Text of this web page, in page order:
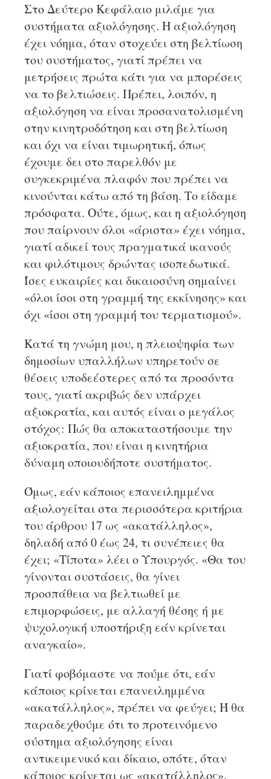
Στο Δεύτερο Κεφάλαιο μιλάμε για
συστήματα αξιολόγησης. Η αξιολόγηση
έχει νόημα, όταν στοχεύει στη βελτίωση
του συστήματος, γιατί πρέπει να
μετρήσεις πρώτα κάτι για να μπορέσεις
να το βελτιώσεις. Πρέπει, λοιπόν, η
αξιολόγηση να είναι προσανατολισμένη
στην κινητροδότηση και στη βελτίωση
και όχι να είναι τιμωρητική, όπως
έχουμε δει στο παρελθόν με
συγκεκριμένα πλαφόν που πρέπει να
κινούνται κάτω από τη βάση. Το είδαμε
πρόσφατα. Ούτε, όμως, και η αξιολόγηση
που παίρνουν όλοι «άριστα» έχει νόημα,
γιατί αδικεί τους πραγματικά ικανούς
και φιλότιμους δρώντας ισοπεδωτικά.
Ίσες ευκαιρίες και δικαιοσύνη σημαίνει
«όλοι ίσοι στη γραμμή της εκκίνησης» και
όχι «ίσοι στη γραμμή του τερματισμού».
Κατά τη γνώμη μου, η πλειοψηφία των
δημοσίων υπαλλήλων υπηρετούν σε
θέσεις υποδεέστερες από τα προσόντα
τους, γιατί ακριβώς δεν υπάρχει
αξιοκρατία, και αυτός είναι ο μεγάλος
στόχος: Πώς θα αποκαταστήσουμε την
αξιοκρατία, που είναι η κινητήρια
δύναμη οποιουδήποτε συστήματος.
Όμως, εάν κάποιος επανειλημμένα
αξιολογείται στα περισσότερα κριτήρια
του άρθρου 17 ως «ακατάλληλος»,
δηλαδή από 0 έως 24, τι συνέπειες θα
έχει; «Τίποτα» λέει ο Υπουργός. «Θα του
γίνονται συστάσεις, θα γίνει
προσπάθεια να βελτιωθεί με
επιμορφώσεις, με αλλαγή θέσης ή με
ψυχολογική υποστήριξη εάν κρίνεται
αναγκαίο».
Γιατί φοβόμαστε να πούμε ότι, εάν
κάποιος κρίνεται επανειλημμένα
«ακατάλληλος», πρέπει να φεύγει; Ή θα
παραδεχθούμε ότι το προτεινόμενο
σύστημα αξιολόγησης είναι
αντικειμενικό και δίκαιο, οπότε, όταν
κάποιος κρίνεται ως «ακατάλληλος»,